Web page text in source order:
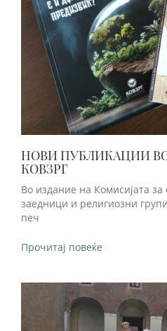
НОВИ ПУБЛИКАЦИИ
КОВЗРГ
Во издание на Комисијата за
заедници и религиозни
печ
Прочитај повеќе